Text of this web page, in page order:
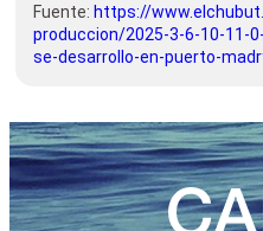
Fuente: https://
produccion/2025-3-6-10-11-
se-desarrollo-en-puerto-